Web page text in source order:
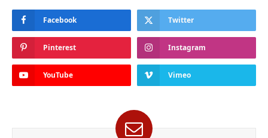
Facebook Twitter
Pinterest Instagram
YouTube Vimeo